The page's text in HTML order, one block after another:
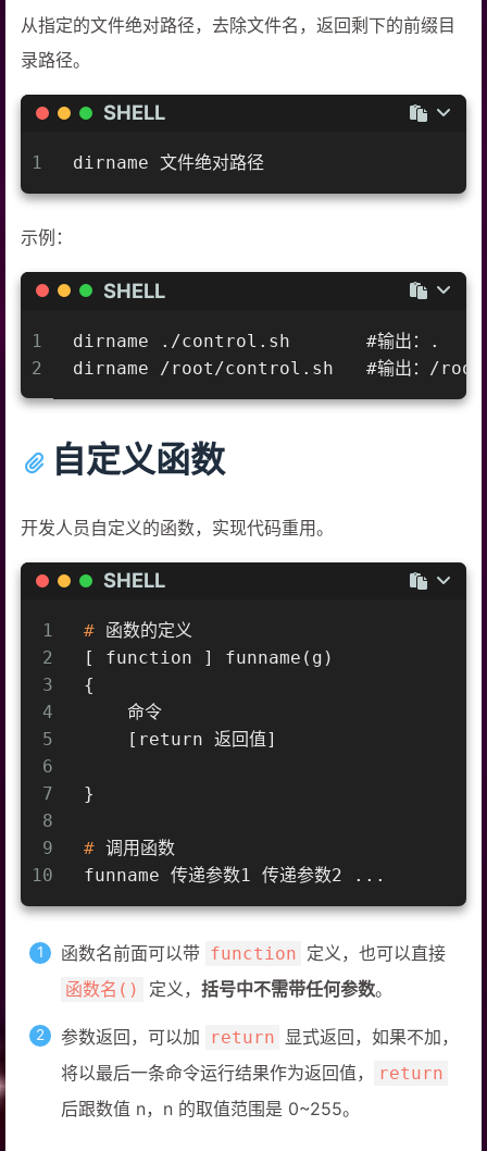
从指定的文件绝对路径，去除文件名，返回剩下的前缀目
录路径。
SHELL
1 dirname 文件绝对路径
示例：
SHELL
1
2
dirname ./control.sh       #输出：.
dirname /root/control.sh   #输出：/root
自定义函数
开发人员自定义的函数，实现代码重用。
SHELL
1
2
3
4
5
6
7
8
9
10
# 函数的定义
[ function ] funname(g)
{
    命令
    [return 返回值]
}
# 调用函数
funname 传递参数1 传递参数2 ...
函数名前面可以带 function 定义，也可以直接
函数名() 定义， 括号中不需带任何参数。
参数返回，可以加 return
显式返回，如果不加，
将以最后一条命令运行结果作为返回值，
return
后跟数值 n，n 的取值范围是 0~255。